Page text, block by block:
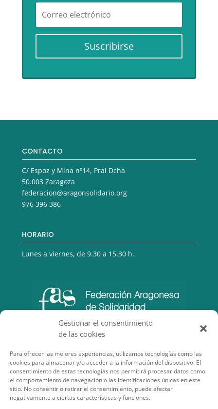
Gestionar el consentimiento
de las cookies
Para ofrecer las mejores experiencias, utilizamos tecnologías como las
cookies para almacenar y/o acceder a la información del dispositivo. El
consentimiento de estas tecnologías nos permitirá procesar datos como
el comportamiento de navegación o las identificaciones únicas en este
sitio. No consentir o retirar el consentimiento, puede afectar
negativamente a ciertas características y funciones.
Suscribirse
CONTACTO
C/ Espoz y Mina nº14, Pral Dcha
50.003 Zaragoza
federacion@aragonsolidario.org
976 396 386
HORARIO
Lunes a viernes, de 9.30 a 15.30 h.
SECCIONES DE INTERÉS